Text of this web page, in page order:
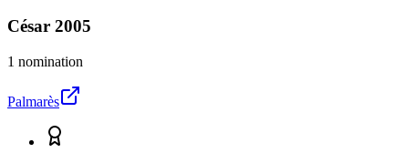
César 2005
1 nomination
Palmarès